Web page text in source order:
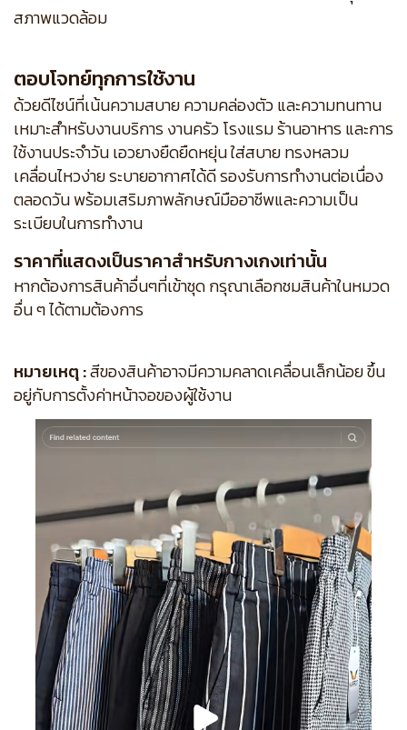
สภาพแวดล้อม
ตอบโจทย์ทุกการใช้งาน
ด้วยดีไซน์ที่เน้นความสบาย ความคล่องตัว และความทนทาน
เหมาะสำหรับงานบริการ งานครัว โรงแรม ร้านอาหาร และการ
ใช้งานประจำวัน เอวยางยืดยืดหยุ่น ใส่สบาย ทรงหลวม
เคลื่อนไหวง่าย ระบายอากาศได้ดี รองรับการทำงานต่อเนื่อง
ตลอดวัน พร้อมเสริมภาพลักษณ์มืออาชีพและความเป็น
ระเบียบในการทำงาน
ราคาที่แสดงเป็นราคาสำหรับกางเกงเท่านั้น
หากต้องการสินค้าอื่นๆที่เข้าชุด กรุณาเลือกชมสินค้าในหมวด
อื่น ๆ ได้ตามต้องการ
หมายเหตุ :สีของสินค้าอาจมีความคลาดเคลื่อนเล็กน้อย ขึ้น
อยู่กับการตั้งค่าหน้าจอของผู้ใช้งาน